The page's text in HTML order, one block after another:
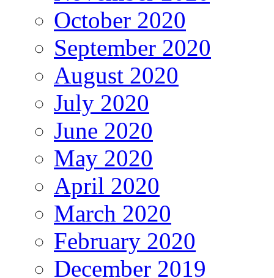
October 2020
September 2020
August 2020
July 2020
June 2020
May 2020
April 2020
March 2020
February 2020
December 2019